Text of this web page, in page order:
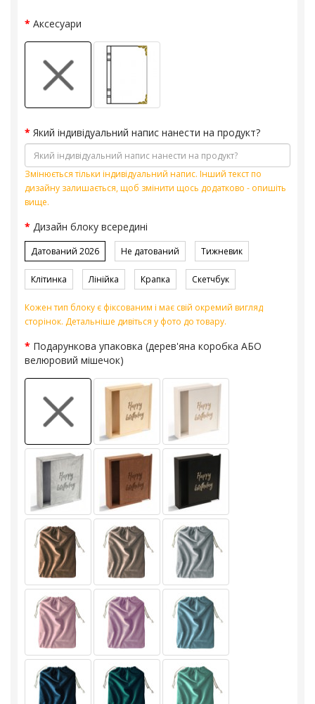
Аксесуари
Який індивідуальний напис нанести на продукт?
Змінюється тільки індивідуальний напис. Інший текст по
дизайну залишається, щоб змінити щось додатково - опишіть
вище.
Дизайн блоку всередині
Датований 2026 Не датований Тижневик
Клітинка Лінійка Крапка Скетчбук
Кожен тип блоку є фіксованим і має свій окремий вигляд
сторінок. Детальніше дивіться у фото до товару.
Подарункова упаковка (дерев'яна коробка АБО
велюровий мішечок)